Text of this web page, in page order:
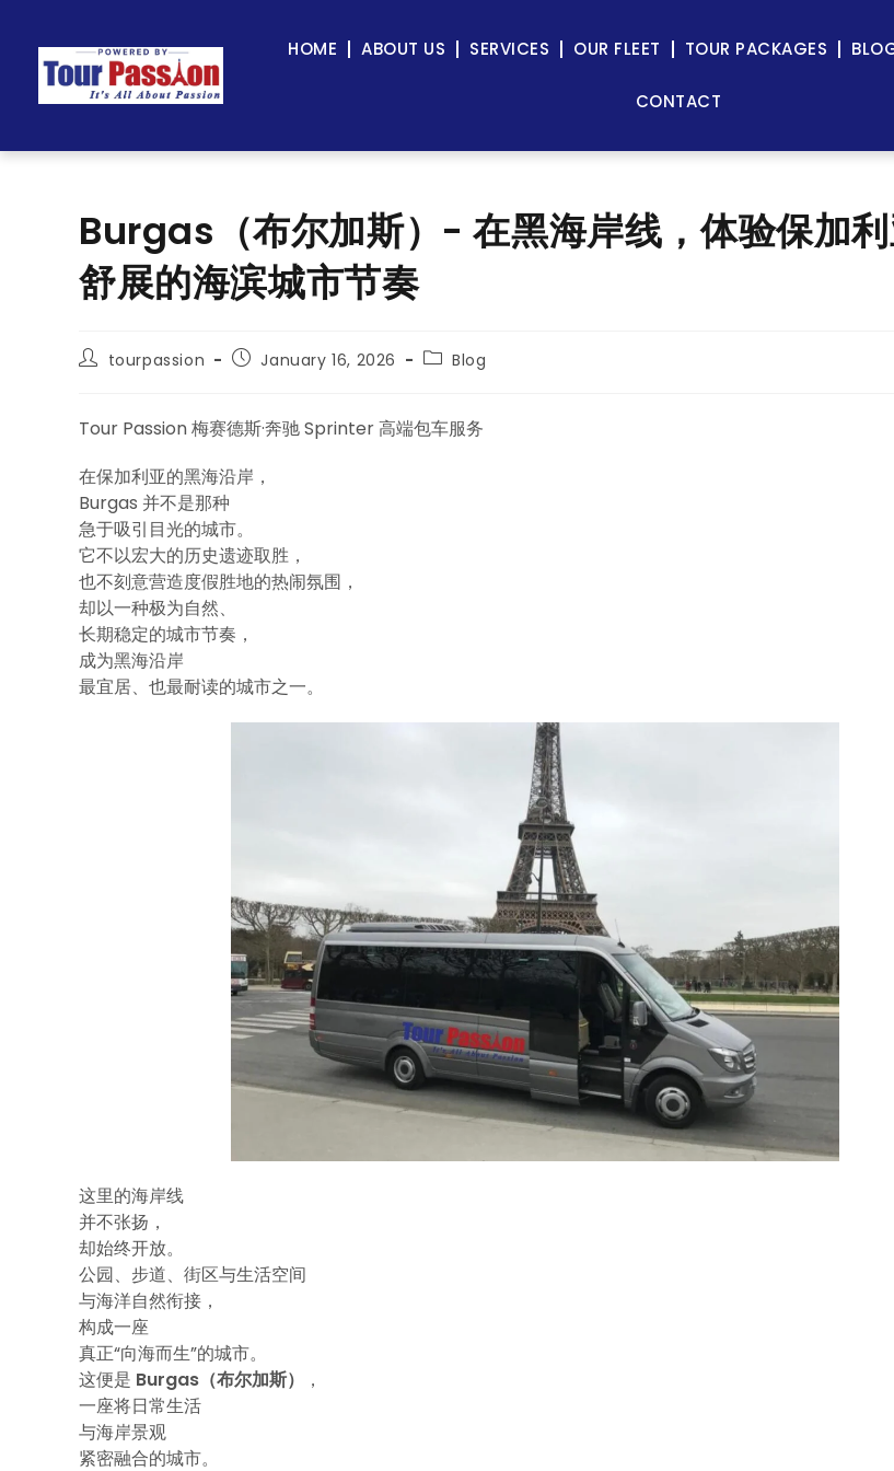
HOME ABOUT US SERVICES OUR FLEET TOUR PACKAGES
CONTACT
Burgas（布尔加斯）- 在黑海岸线，体验保加
舒展的海滨城市节奏
tourpassion January 16, 2026 Blog
Tour Passion 梅赛德斯·奔驰 Sprinter 高端包车服务
在保加利亚的黑海沿岸，
Burgas 并不是那种
急于吸引目光的城市。
它不以宏大的历史遗迹取胜，
也不刻意营造度假胜地的热闹氛围，
却以一种极为自然、
长期稳定的城市节奏，
成为黑海沿岸
最宜居、也最耐读的城市之一。
这里的海岸线
并不张扬，
却始终开放。
公园、步道、街区与生活空间
与海洋自然衔接，
构成一座
真正“向海而生”的城市。
这便是 Burgas（布尔加斯）
，
一座将日常生活
与海岸景观
紧密融合的城市。